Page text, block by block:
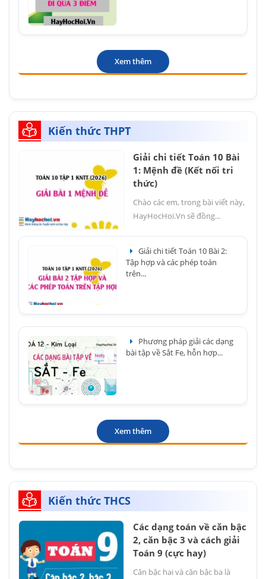
Xem thêm
Kiến thức THPT
Giải chi tiết Toán 10 Bài
1: Mệnh đề (Kết nối tri
thức)
Chào các em, trong bài viết này,
HayHocHoi.Vn sẽ đồng...
Giải chi tiết Toán 10 Bài 2:
Tập hợp và các phép toán
trên...
Phương pháp giải các dạng
bài tập về Sắt Fe, hỗn hợp...
Xem thêm
Kiến thức THCS
Các dạng toán về căn bậc
2, căn bậc 3 và cách giải
Toán 9 (cực hay)
Căn bậc hai và căn bậc ba là